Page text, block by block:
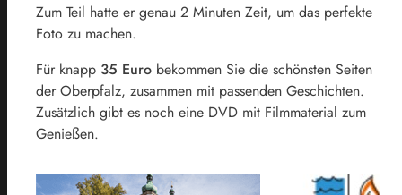
Zum Teil hatte er genau 2 Minuten Zeit, um das perfekte
Foto zu machen.
Für knapp 35 Euro bekommen Sie die schönsten Seiten
der Oberpfalz, zusammen mit passenden Geschichten.
Zusätzlich gibt es noch eine DVD mit Filmmaterial zum
Genießen.